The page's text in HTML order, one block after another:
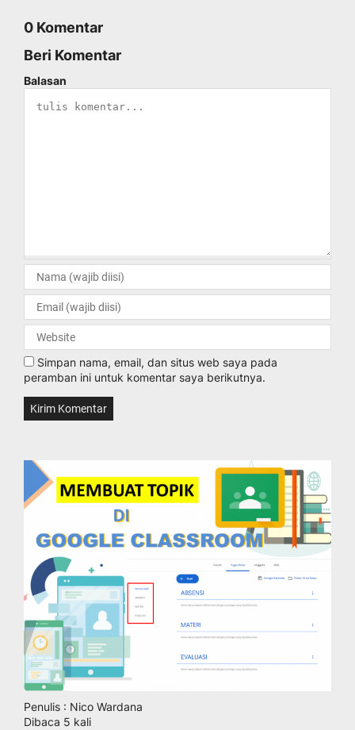
0 Komentar
Beri Komentar
Balasan
Simpan nama, email, dan situs web saya pada
peramban ini untuk komentar saya berikutnya.
Penulis : Nico Wardana
Dibaca 5 kali